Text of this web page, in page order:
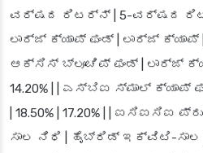
ವರ್ಷದ ರಿಟರ್ನ್ | 5-ವರ್ಷದ
ಲಾರ್ಜ್ ಕ್ಯಾಪ್ ಫಂಡ್ | ಲಾರ್ಜ್ ಕ್ಯಾಪ್ |
ಆಕ್ಸಿಸ್ ಬ್ಲೂಚಿಪ್ ಫಂಡ್ | ಲಾರ್ಜ್ ಕ್ಯಾಪ್
14.20% | | ಎಸ್‌ಬಿಐ ಸ್ಮಾಲ್ ಕ್ಯಾಪ್
| 18.50% | 17.20% | |
ಸಾಲ ನಿಧಿ | ಹೈಬ್ರಿಡ್ ಇಕ್ವಿಟಿ-ಸಾಲ |